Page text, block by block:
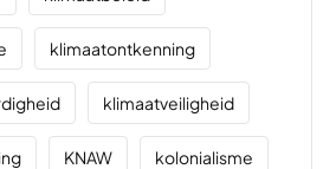
klimaatontkenning
klimaatveiligheid
KNAW kolonialisme